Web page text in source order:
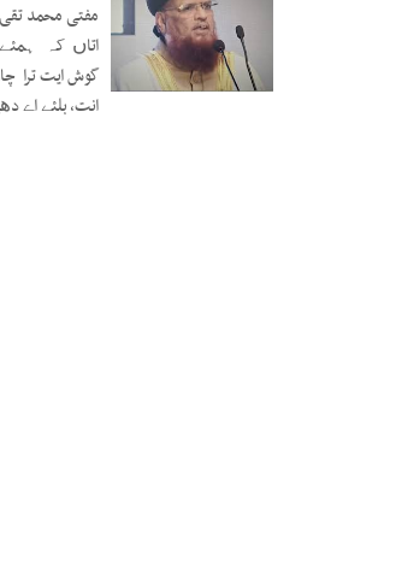
18 فوریه 2021
مفتی محمد
اتاں کہ
گوش ایت ترا
انت، بلئے اے دھیں